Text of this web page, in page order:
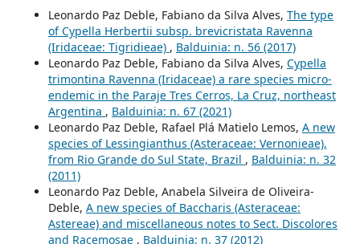
Leonardo Paz Deble, Fabiano da Silva Alves, The type
of Cypella Herbertii subsp. brevicristata Ravenna
(Iridaceae: Tigridieae) , Balduinia: n. 56 (2017)
Leonardo Paz Deble, Fabiano da Silva Alves, Cypella
trimontina Ravenna (Iridaceae) a rare species micro-
endemic in the Paraje Tres Cerros, La Cruz, northeast
Argentina , Balduinia: n. 67 (2021)
Leonardo Paz Deble, Rafael Plá Matielo Lemos, A new
species of Lessingianthus (Asteraceae: Vernonieae),
from Rio Grande do Sul State, Brazil , Balduinia: n. 32
(2011)
Leonardo Paz Deble, Anabela Silveira de Oliveira-
Deble, A new species of Baccharis (Asteraceae:
Astereae) and miscellaneous notes to Sect. Discolores
and Racemosae , Balduinia: n. 37 (2012)